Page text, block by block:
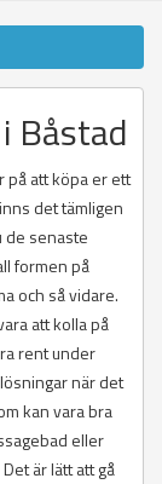
Båstad
på att köpa er ett
det tämligen
de senaste
formen på
och så vidare.
att kolla på
rent under
när det
kan vara bra
eller
är lätt att gå